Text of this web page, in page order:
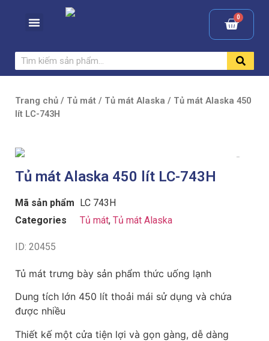
Trang chủ / Tủ mát / Tủ mát Alaska / Tủ mát Alaska 450
lít LC-743H
Tủ mát Alaska 450 lít LC-743H
Mã sản phẩm LC 743H
Categories
Tủ mát, Tủ mát Alaska
ID: 20455
Tủ mát trưng bày sản phẩm thức uống lạnh
Dung tích lớn 450 lít thoải mái sử dụng và chứa
được nhiều
Thiết kế một cửa tiện lợi và gọn gàng, dễ dàng